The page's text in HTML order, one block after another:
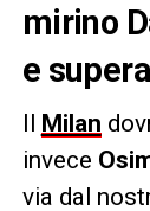
mirino
e
Il Milan
invece
via dal